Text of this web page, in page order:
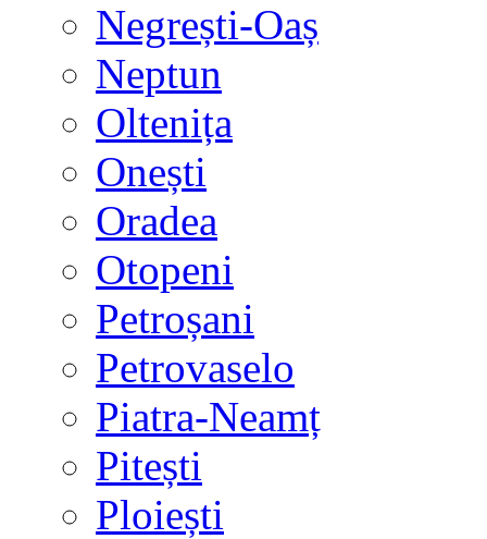
Negrești-Oaș
Neptun
Oltenița
Onești
Oradea
Otopeni
Petroșani
Petrovaselo
Piatra-Neamț
Pitești
Ploiești